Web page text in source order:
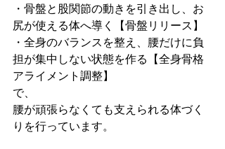
・骨盤と股関節の動きを引き出し、お
尻が使える体へ導く【骨盤リリース】
・全身のバランスを整え、腰だけに負
担が集中しない状態を作る【全身骨格
アライメント調整】
で、
腰が頑張らなくても支えられる体づく
りを行っています。